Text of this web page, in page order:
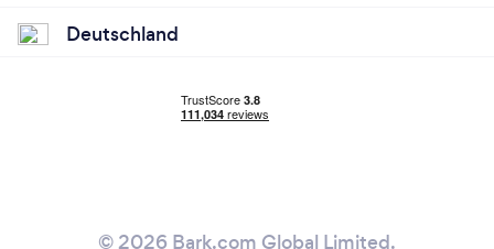
Deutschland
© 2026 Bark.com Global Limited.